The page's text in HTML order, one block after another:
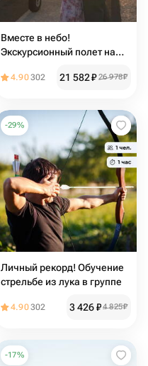
Вместе в небо!
Экскурсионный полет на
4.90302 21 582₽ 26 978₽
-29%
Личный рекорд! Обучение
стрельбе из лука в группе
4.90302 3 426₽4 825₽
-17%